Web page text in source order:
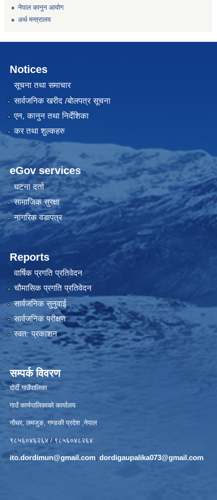
नेपाल कानुन आयोग
अर्थ मन्त्रालय
Notices
सूचना तथा समाचार
सार्वजनिक खरीद /बोलपत्र सूचना
एन, कानुन तथा निर्देशिका
कर तथा शुल्कहरु
eGov services
घटना दर्ता
सामाजिक सुरक्षा
नागरिक वडापत्र
Reports
वार्षिक प्रगति प्रतिवेदन
चौमासिक प्रगति प्रतिवेदन
सार्वजनिक सुनुवाई
सार्वजनिक परीक्षण
स्वत: प्रकाशन
सम्पर्क विवरण
दोर्दी गाउँपालिका
गाउँ कार्यपालिकाको कार्यालय
नौथर, लमजुङ, गण्डकी प्रदेश ,नेपाल
९८५६०४६२६४ / ९८५६०४८२६४
ito.dordimun@gmail.com, dordigaupalika073@gmail.com